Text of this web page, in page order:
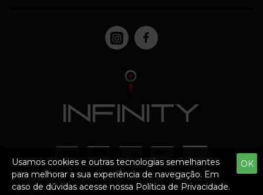
OK
Usamos cookies e outras tecnologias semelhantes
para melhorar a sua experiência de navegação. Em
caso de dúvidas acesse nossa Política de Privacidade.